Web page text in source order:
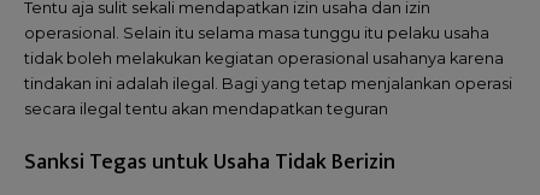
Tentu aja sulit sekali mendapatkan izin usaha dan izin
operasional. Selain itu selama masa tunggu itu pelaku usaha
tidak boleh melakukan kegiatan operasional usahanya karena
tindakan ini adalah ilegal. Bagi yang tetap menjalankan operasi
secara ilegal tentu akan mendapatkan teguran
Sanksi Tegas untuk Usaha Tidak Berizin